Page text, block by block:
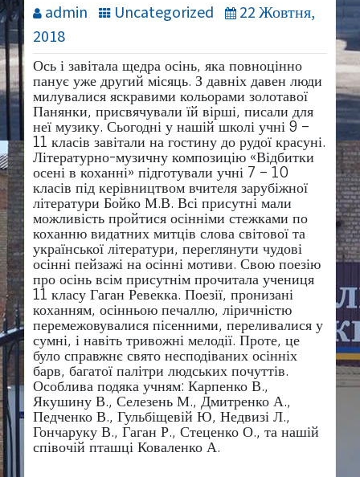
admin Uncategorized
22 Жовтня,
2018
Ось і завітала щедра осінь, яка повноцінно
панує уже другий місяць. З давніх давен люди
милувалися яскравими кольорами золотавої
Панянки, присвячували їй вірші, писали для
неї музику. Сьогодні у нашій школі учні 9 –
11 класів завітали на гостину до рудої красуні.
Літературно-музичну композицію «Відбитки
осені в коханні» підготували учні 7 – 10
класів під керівництвом вчителя зарубіжної
літератури Бойко М.В. Всі присутні мали
можливість пройтися осінніми стежками по
коханню видатних митців слова світової та
української літератури, переглянути чудові
осінні пейзажі на осінні мотиви. Свою поезію
про осінь всім присутнім прочитала учениця
11 класу Гаган Ревекка. Поезії, пронизані
коханням, осінньою печаллю, ліричністю
перемежовувалися пісенними, переливалися у
сумні, і навіть тривожні мелодії. Проте, це
було справжнє свято несподіваних осінніх
барв, багатої палітри людських почуттів.
Особлива подяка учням: Карпенко В.,
Якушину В., Селезень М., Дмитренко А.,
Педченко В., Гульбіщевій Ю, Недвизі Л.,
Гончаруку В., Гаган Р., Стеценко О., та нашій
співочій пташці Коваленко А.